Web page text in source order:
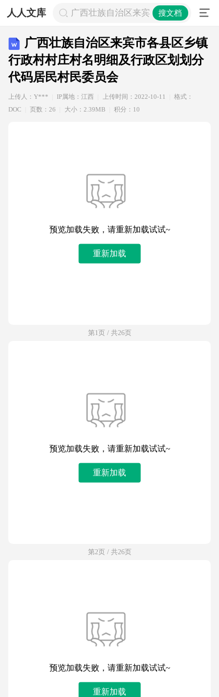
人人文库 广西壮族自治区来宾市各县区乡镇行
搜文档
广西壮族自治区来宾市各县区乡镇
行政村村庄村名明细及行政区划划分
代码居民村民委员会
上传人：Y*** IP属地：江西 上传时间：2022-10-11
格式：
DOC
页数：26 大小：2.39MB 积分：10
预览加载失败，请重新加载试试~
重新加载
第1页 / 共26页
预览加载失败，请重新加载试试~
重新加载
第2页 / 共26页
预览加载失败，请重新加载试试~
重新加载